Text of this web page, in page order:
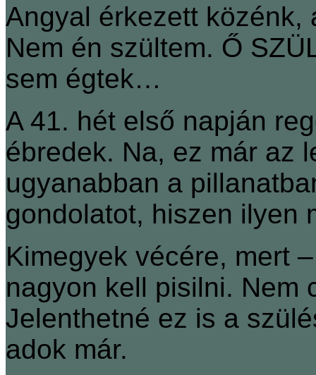
Angyal érkezett közénk,
Nem én szültem. Ő
sem égtek…
A 41. hét első napján
ébredek. Na, ez már az
ugyanabban a
gondolatot, hiszen ilyen
Kimegyek vécére, mert
nagyon kell pisilni. Nem
Jelenthetné ez is a
adok már.